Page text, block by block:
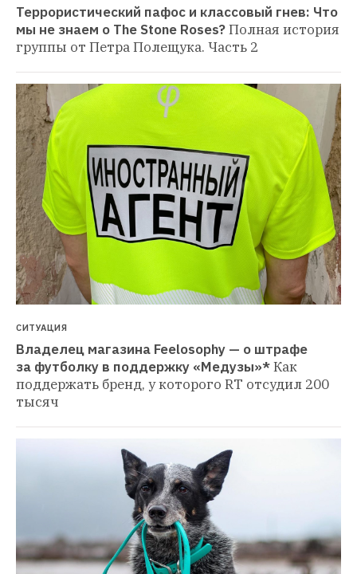
Террористический пафос и классовый гнев: Что
мы не знаем о The Stone Roses?Полная история
группы от Петра Полещука. Часть 2
СИТУАЦИЯ
Владелец магазина Feelosophy — о штрафе
за футболку в поддержку «Медузы»*Как
поддержать бренд, у которого RT отсудил 200
тысяч